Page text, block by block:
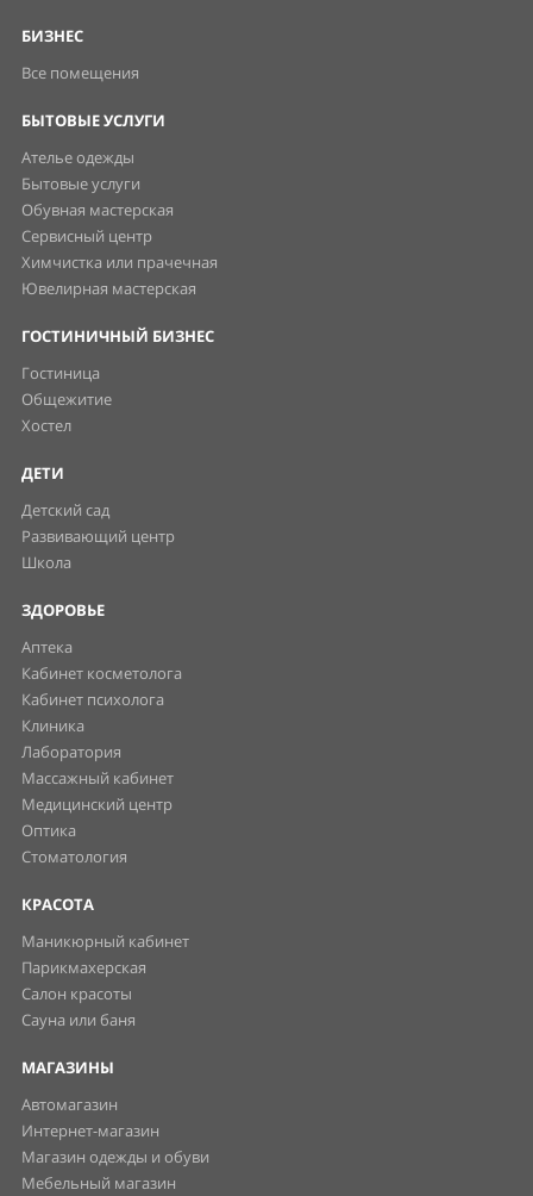
БИЗНЕС
Все помещения
БЫТОВЫЕ УСЛУГИ
Ателье одежды
Бытовые услуги
Обувная мастерская
Сервисный центр
Химчистка или прачечная
Ювелирная мастерская
ГОСТИНИЧНЫЙ БИЗНЕС
Гостиница
Общежитие
Хостел
ДЕТИ
Детский сад
Развивающий центр
Школа
ЗДОРОВЬЕ
Аптека
Кабинет косметолога
Кабинет психолога
Клиника
Лаборатория
Массажный кабинет
Медицинский центр
Оптика
Стоматология
КРАСОТА
Маникюрный кабинет
Парикмахерская
Салон красоты
Сауна или баня
МАГАЗИНЫ
Автомагазин
Интернет-магазин
Магазин одежды и обуви
Мебельный магазин